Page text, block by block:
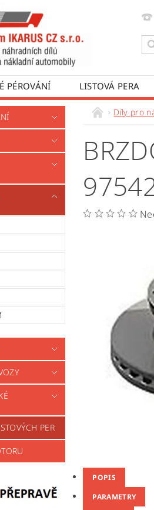
PÉROVÁNÍ LISTOVÁ PERA
DÍLY PRO UŽÍTKOVÉ VOZY
PER
Díly pro
POPIS
PARAMETRY